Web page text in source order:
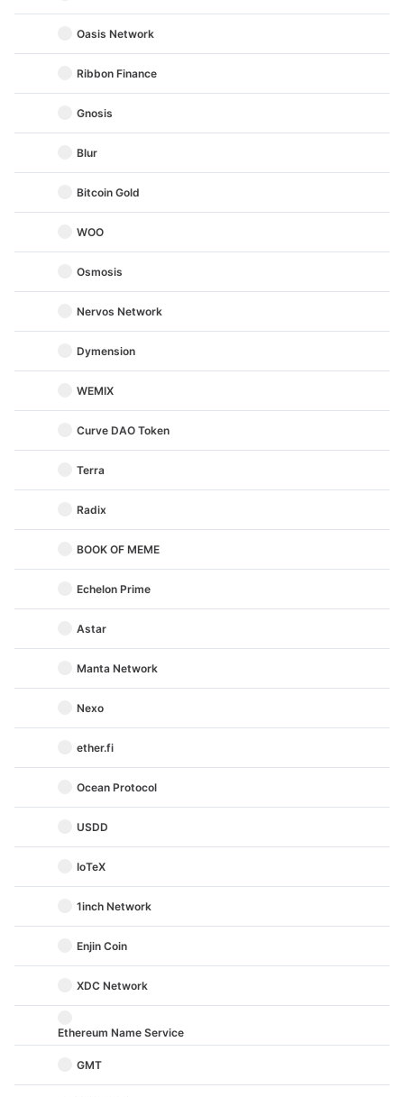
Oasis Network
Ribbon Finance
Gnosis
Blur
Bitcoin Gold
WOO
Osmosis
Nervos Network
Dymension
WEMIX
Curve DAO Token
Terra
Radix
BOOK OF MEME
Echelon Prime
Astar
Manta Network
Nexo
ether.fi
Ocean Protocol
USDD
IoTeX
1inch Network
Enjin Coin
XDC Network
Ethereum Name Service
GMT